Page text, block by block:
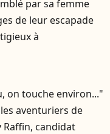
par sa femme
de leur escapade
à
on touche environ..."
aventuriers de
Raffin, candidat